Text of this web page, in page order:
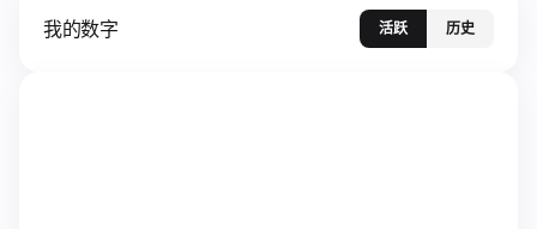
我的数字 活跃 历史